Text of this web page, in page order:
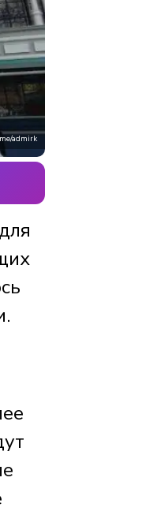
admirk